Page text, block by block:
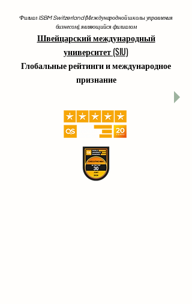
Филиал ISBM Switzerland (Международной школы управления
бизнесом), являющийся филиалом
Швейцарский международный
университет (SIU)
Глобальные рейтинги и международное
признание